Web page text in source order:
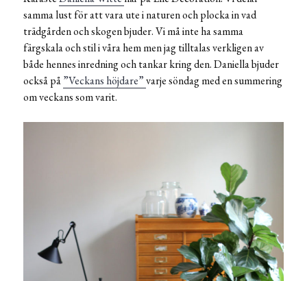
samma lust för att vara ute i naturen och plocka in vad
trädgården och skogen bjuder. Vi må inte ha samma
färgskala och stil i våra hem men jag tilltalas verkligen av
både hennes inredning och tankar kring den. Daniella bjuder
också på”Veckans höjdare”varje söndag med en summering
om veckans som varit.